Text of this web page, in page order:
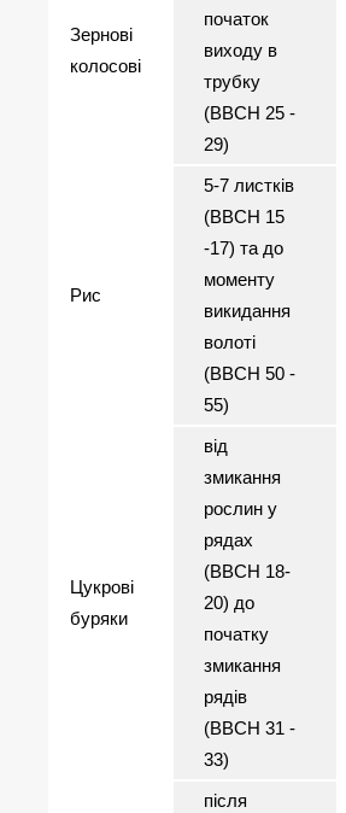
Зернові
колосові
початок
виходу в
трубку
(ВВСН 25 -
29)
Рис
5-7 листків
(ВВСН 15
-17) та до
моменту
викидання
волоті
(ВВСН 50 -
55)
Цукрові
буряки
від
змикання
рослин у
рядах
(ВВСН 18-
20) до
початку
змикання
рядів
(ВВСН 31 -
33)
після